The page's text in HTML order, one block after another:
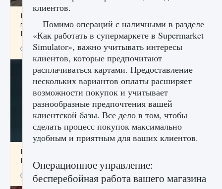
Как исправить текстовую ошибку
пользовательского интерфейса Delta
Force Hawk Ops
9 августа 2024 1 945 0 0
Как проверить статус сервера Delta Force
Hawk Ops
9 августа 2024 1 286 0 0
клиентов.
Помимо операций с наличными в разделе
«Как работать в супермаркете в Supermarket
Simulator», важно учитывать интересы
клиентов, которые предпочитают
расплачиваться картами. Предоставление
нескольких вариантов оплаты расширяет
возможности покупок и учитывает
разнообразные предпочтения вашей
клиентской базы. Все дело в том, чтобы
сделать процесс покупок максимально
удобным и приятным для ваших клиентов.
Операционное управление:
бесперебойная работа вашего магазина